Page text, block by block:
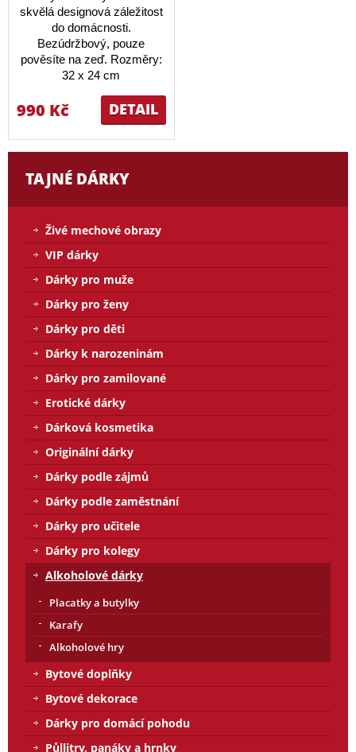
skvělá designová záležitost
do domácnosti.
Bezúdržbový, pouze
pověsíte na zeď. Rozměry:
32 x 24 cm
DETAIL
990 Kč
TAJNÉ DÁRKY
Živé mechové obrazy
VIP dárky
Dárky pro muže
Dárky pro ženy
Dárky pro děti
Dárky k narozeninám
Dárky pro zamilované
Erotické dárky
Dárková kosmetika
Originální dárky
Dárky podle zájmů
Dárky podle zaměstnání
Dárky pro učitele
Dárky pro kolegy
Alkoholové dárky
Placatky a butylky
Karafy
Alkoholové hry
Bytové doplňky
Bytové dekorace
Dárky pro domácí pohodu
Půllitry, panáky a hrnky